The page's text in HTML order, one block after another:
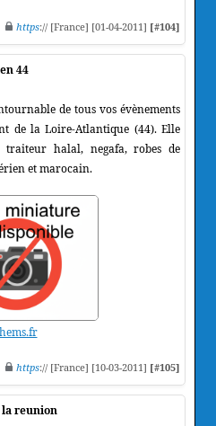
https:// [France] [01-04-2011] [#104]
44
de tous vos évènements
de la Loire-Atlantique (44). Elle
halal, negafa, robes de
et marocain.
https:// [France] [10-03-2011] [#105]
la reunion